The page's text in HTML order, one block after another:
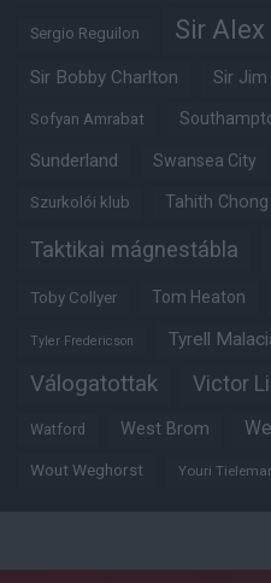
Sergio Reguilon Sir Alex
Sir Bobby Charlton Sir
Sofyan Amrabat
Sunderland Swansea City
Szurkolói klub Tahith Chong
Taktikai mágnestábla
Toby Collyer Tom Heaton
Tyler Fredericson Tyrell
Válogatottak Victor
Watford West Brom
Wout Weghorst Youri